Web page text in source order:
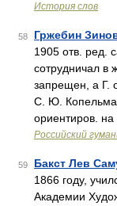
История слов
58 Гржебин
1905 отв. ред.
сотрудничал в
запрещен, а Г.
С. Ю.
ориентиров. на
Российский
59 Бакст Лев
1866 году,
Академии